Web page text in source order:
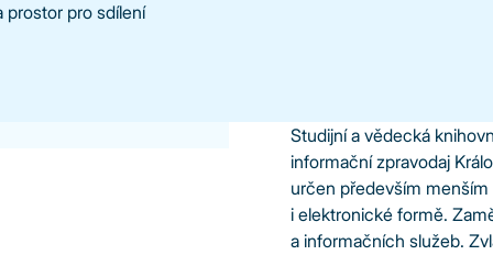
prostor pro sdílení
Studijní a vědecká
informační zpravodaj
určen především
i elektronické formě.
a informačních služeb.